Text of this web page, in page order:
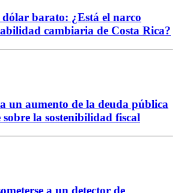
barato: ¿Está el narco
cambiaria de Costa Rica?
un aumento de la deuda pública
la sostenibilidad fiscal